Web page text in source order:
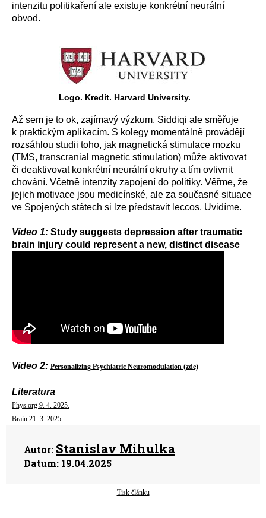
intenzitu politikaření ale existuje konkrétní neurální
obvod.
Logo. Kredit. Harvard University.
Až sem je to ok, zajímavý výzkum. Siddiqi ale směřuje
k praktickým aplikacím. S kolegy momentálně provádějí
rozsáhlou studii toho, jak magnetická stimulace mozku
(TMS, transcranial magnetic stimulation) může aktivovat
či deaktivovat konkrétní neurální okruhy a tím ovlivnit
chování. Včetně intenzity zapojení do politiky. Věřme, že
jejich motivace jsou medicínské, ale za současné situace
ve Spojených státech si lze představit leccos. Uvidíme.
Video 1: Study suggests depression after traumatic
brain injury could represent a new, distinct disease
Video 2: Personalizing Psychiatric Neuromodulation (zde)
Literatura
Phys.org 9. 4. 2025.
Brain 21. 3. 2025.
Autor: Stanislav Mihulka
Datum: 19.04.2025
Tisk článku